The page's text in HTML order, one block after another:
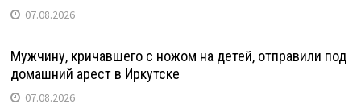
07.08.2026
Мужчину, кричавшего с ножом на детей, отправили под
домашний арест в Иркутске
07.08.2026